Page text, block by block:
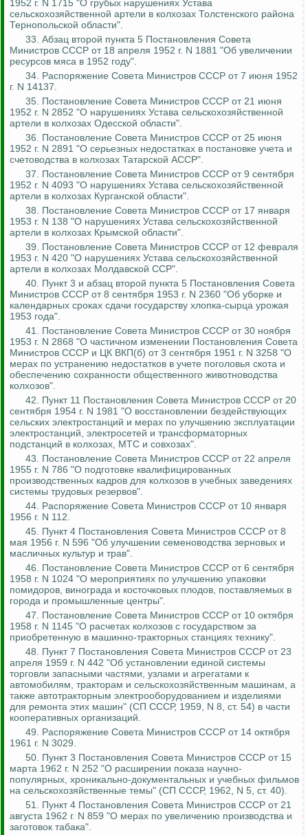
1952 г. N 1715 "О грубых нарушениях Устава
сельскохозяйственной артели в колхозах Толстенского района
Тернопольской области".
33. Абзац второй пункта 5 Постановления Совета
Министров СССР от 18 апреля 1952 г. N 1881 "Об увеличении
ресурсов мяса в 1952 году".
34. Распоряжение Совета Министров СССР от 7 июня 1952
г. N 14137.
35. Постановление Совета Министров СССР от 21 июня
1952 г. N 2852 "О нарушениях Устава сельскохозяйственной
артели в колхозах Одесской области".
36. Постановление Совета Министров СССР от 25 июня
1952 г. N 2891 "О серьезных недостатках в постановке учета и
счетоводства в колхозах Татарской АССР".
37. Постановление Совета Министров СССР от 9 сентября
1952 г. N 4093 "О нарушениях Устава сельскохозяйственной
артели в колхозах Курганской области".
38. Постановление Совета Министров СССР от 17 января
1953 г. N 138 "О нарушениях Устава сельскохозяйственной
артели в колхозах Крымской области".
39. Постановление Совета Министров СССР от 12 февраля
1953 г. N 420 "О нарушениях Устава сельскохозяйственной
артели в колхозах Молдавской ССР".
40. Пункт 3 и абзац второй пункта 5 Постановления Совета
Министров СССР от 8 сентября 1953 г. N 2360 "Об уборке и
календарных сроках сдачи государству хлопка-сырца урожая
1953 года".
41. Постановление Совета Министров СССР от 30 ноября
1953 г. N 2868 "О частичном изменении Постановления Совета
Министров СССР и ЦК ВКП(б) от 3 сентября 1951 г. N 3258 "О
мерах по устранению недостатков в учете поголовья скота и
обеспечению сохранности общественного животноводства
колхозов".
42. Пункт 11 Постановления Совета Министров СССР от 20
сентября 1954 г. N 1981 "О восстановлении бездействующих
сельских электростанций и мерах по улучшению эксплуатации
электростанций, электросетей и трансформаторных
подстанций в колхозах, МТС и совхозах".
43. Постановление Совета Министров СССР от 22 апреля
1955 г. N 786 "О подготовке квалифицированных
производственных кадров для колхозов в учебных заведениях
системы трудовых резервов".
44. Распоряжение Совета Министров СССР от 10 января
1956 г. N 112.
45. Пункт 4 Постановления Совета Министров СССР от 8
мая 1956 г. N 596 "Об улучшении семеноводства зерновых и
масличных культур и трав".
46. Постановление Совета Министров СССР от 6 сентября
1958 г. N 1024 "О мероприятиях по улучшению упаковки
помидоров, винограда и косточковых плодов, поставляемых в
города и промышленные центры".
47. Постановление Совета Министров СССР от 10 октября
1958 г. N 1145 "О расчетах колхозов с государством за
приобретенную в машинно-тракторных станциях технику".
48. Пункт 7 Постановления Совета Министров СССР от 23
апреля 1959 г. N 442 "Об установлении единой системы
торговли запасными частями, узлами и агрегатами к
автомобилям, тракторам и сельскохозяйственным машинам, а
также автотракторным электрооборудованием и изделиями
для ремонта этих машин" (СП СССР, 1959, N 8, ст. 54) в части
кооперативных организаций.
49. Распоряжение Совета Министров СССР от 14 октября
1961 г. N 3029.
50. Пункт 3 Постановления Совета Министров СССР от 15
марта 1962 г. N 252 "О расширении показа научно-
популярных, хроникально-документальных и учебных фильмов
на сельскохозяйственные темы" (СП СССР, 1962, N 5, ст. 40).
51. Пункт 4 Постановления Совета Министров СССР от 21
августа 1962 г. N 859 "О мерах по увеличению производства и
заготовок табака".